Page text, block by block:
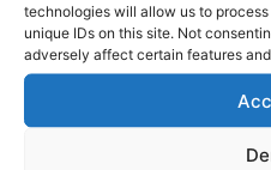
technologies will allow us to
unique IDs on this site. Not
adversely affect certain features
TAGS LIBERO 107.4 NEWS